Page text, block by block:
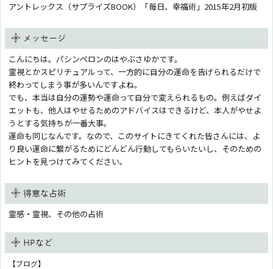
アントレックス（サプライズBOOK）「毎日、幸福術」2015年2月初版
メッセージ
こんにちは。パシンペロンのはやぶさゆかです。
霊視とかスピリチュアルって、一方的に自分の運命を告げられるだけで
終わってしまう事が多いんですよね。
でも、本当は自分の運勢や運命って自分で変えられるもの。例えばダイ
エットも、他人はやせるためのアドバイスはできるけど、本人がやせよ
うとする気持ちが一番大事。
運命も同じなんです。なので、このサイトにきてくれた皆さんには、よ
り良い運命に繋がるためにどんどん行動してもらいたいし、そのための
ヒントを見つけてみてください。
得意な占術
霊感・霊視、その他の占術
HPなど
【ブログ】